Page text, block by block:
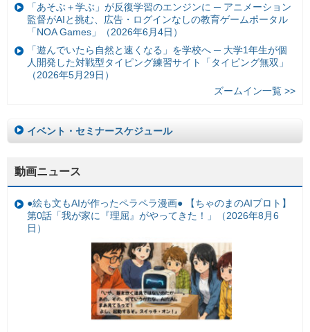
「あそぶ＋学ぶ」が反復学習のエンジンに ─ アニメーション
監督がAIと挑む、広告・ログインなしの教育ゲームポータル
「NOA Games」（2026年6月4日）
「遊んでいたら自然と速くなる」を学校へ ─ 大学1年生が個
人開発した対戦型タイピング練習サイト「タイピング無双」
（2026年5月29日）
ズームイン一覧 >>
イベント・セミナースケジュール
動画ニュース
●絵も文もAIが作ったペラペラ漫画● 【ちゃのまのAIプロト】
第0話「我が家に『理屈』がやってきた！」（2026年8月6
日）